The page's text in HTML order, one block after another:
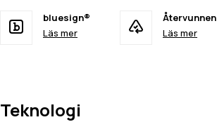
bluesign®
Läs mer
Återvunnen
Läs mer
Teknologi